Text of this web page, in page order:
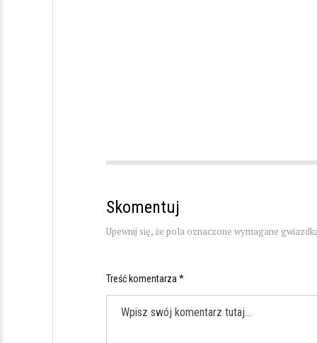
Skomentuj
Upewnij się, że pola oznaczone wymagane
Treść komentarza *